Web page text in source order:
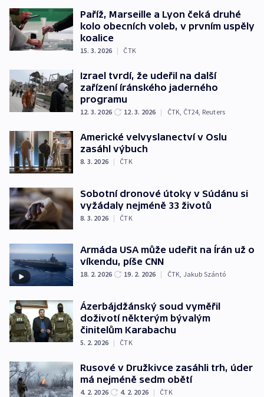
Paříž, Marseille a Lyon čeká druhé
kolo obecních voleb, v prvním uspěly
koalice
15. 3. 2026 | ČTK
Izrael tvrdí, že udeřil na další
zařízení íránského jaderného
programu
12. 3. 2026 12. 3. 2026 | ČTK, ČT24, Reuters
Americké velvyslanectví v Oslu
zasáhl výbuch
8. 3. 2026 | ČTK
Sobotní dronové útoky v Súdánu si
vyžádaly nejméně 33 životů
8. 3. 2026 | ČTK
Armáda USA může udeřit na Írán už o
víkendu, píše CNN
18. 2. 2026 19. 2. 2026 | ČTK, Jakub Szántó
Ázerbájdžánský soud vyměřil
doživotí některým bývalým
činitelům Karabachu
5. 2. 2026 | ČTK
Rusové v Družkivce zasáhli trh, úder
má nejméně sedm obětí
4. 2. 2026 4. 2. 2026 | ČTK